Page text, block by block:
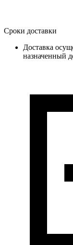
Сроки доставки
Доставка
назначенный